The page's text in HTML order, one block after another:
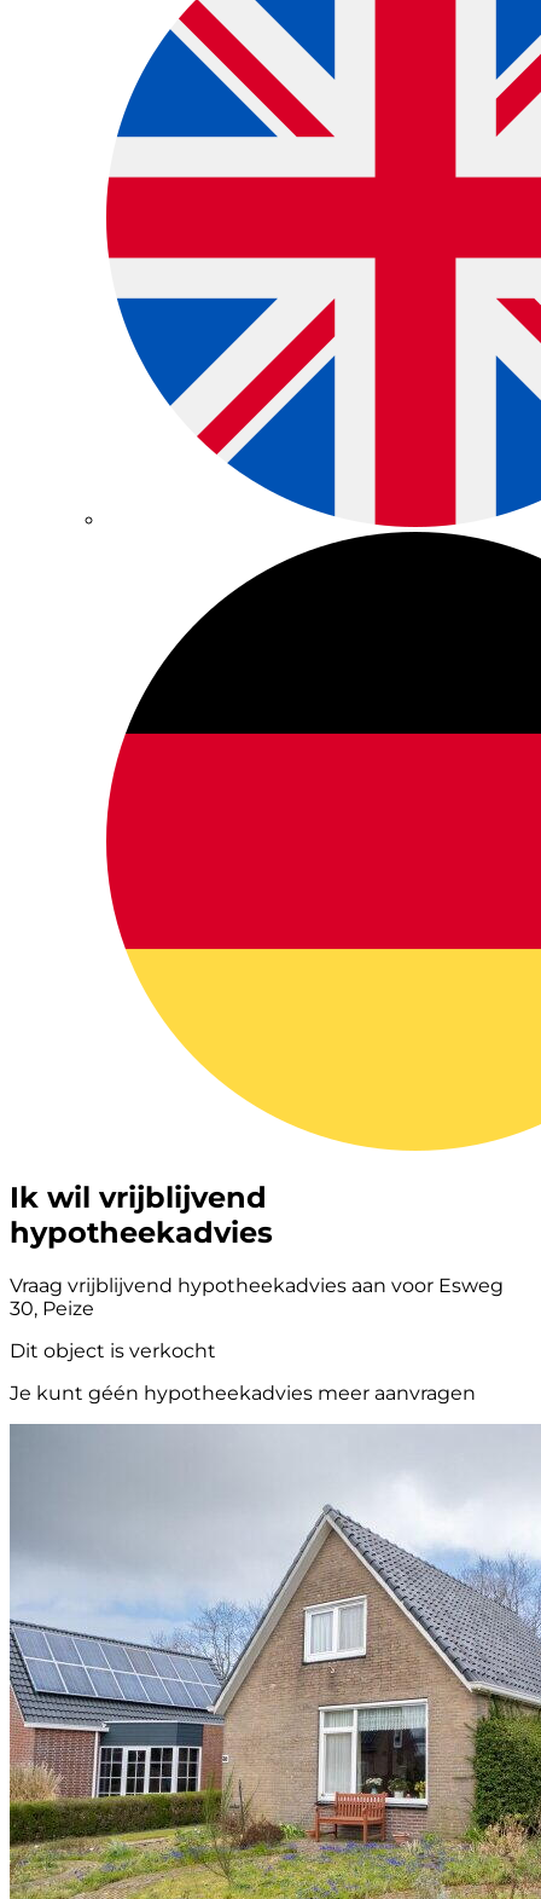
Ik wil vrijblijvend
hypotheekadvies
Vraag vrijblijvend hypotheekadvies aan voor Esweg
30, Peize
Dit object is verkocht
Je kunt géén hypotheekadvies meer aanvragen